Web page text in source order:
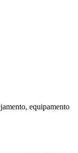
equipamento